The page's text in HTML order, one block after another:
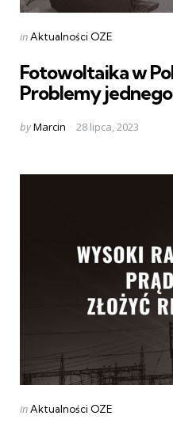
Categories
Posted
inAktualności OZE
Fotowoltaika w
Problemy
Posted
byMarcin 28 lipca, 2023
Categories
Posted
inAktualności OZE